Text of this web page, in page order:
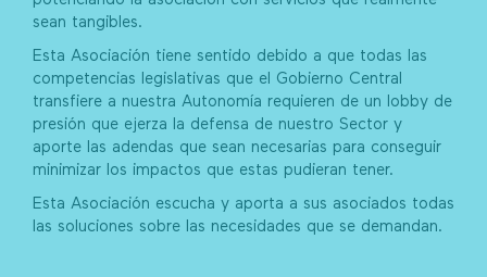
sean tangibles.
Esta Asociación tiene sentido debido a que todas las
competencias legislativas que el Gobierno Central
transfiere a nuestra Autonomía requieren de un lobby de
presión que ejerza la defensa de nuestro Sector y
aporte las adendas que sean necesarias para conseguir
minimizar los impactos que estas pudieran tener.
Esta Asociación escucha y aporta a sus asociados todas
las soluciones sobre las necesidades que se demandan.